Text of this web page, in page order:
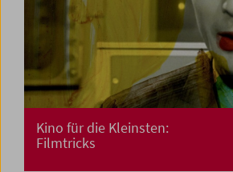
Kino für die Kleinsten:
Filmtricks